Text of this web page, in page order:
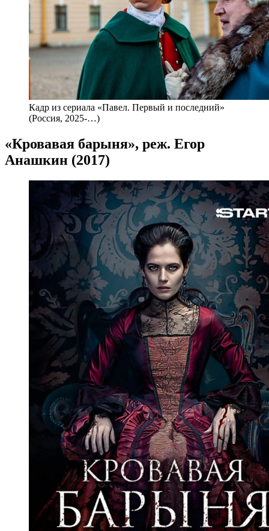
Кадр из сериала «Павел. Первый и последний»
(Россия, 2025-…)
«Кровавая барыня», реж. Егор
Анашкин (2017)